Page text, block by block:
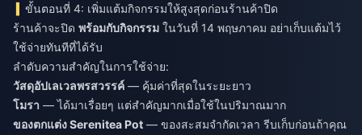
ขั้นตอนที่ 4: เพิ่มแต้มกิจกรรมให้สูงสุดก่อนร้านค้าปิด
ร้านค้าจะปิด พร้อมกับกิจกรรม ในวันที่ 14 พฤษภาคม อย่าเก็บแต้มไว้
ใช้จ่ายทันทีที่ได้รับ
ลำดับความสำคัญในการใช้จ่าย:
วัสดุอัปเลเวลพรสวรรค์ — คุ้มค่าที่สุดในระยะยาว
โมรา — ได้มาเรื่อยๆ แต่สำคัญมากเมื่อใช้ในปริมาณมาก
ของตกแต่ง Serenitea Pot — ของสะสมจำกัดเวลา รีบเก็บก่อนถ้าคุณ